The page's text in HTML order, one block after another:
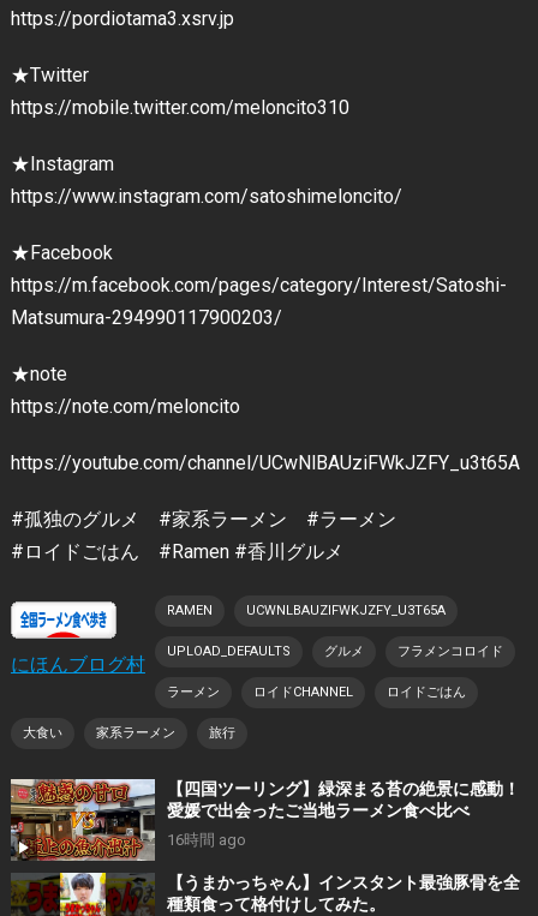
https://pordiotama3.xsrv.jp
★Twitter
https://mobile.twitter.com/meloncito310
★Instagram
https://www.instagram.com/satoshimeloncito/
★Facebook
https://m.facebook.com/pages/category/Interest/Satoshi-
Matsumura-294990117900203/
★note
https://note.com/meloncito
https://youtube.com/channel/UCwNlBAUziFWkJZFY_u3t65A
#孤独のグルメ #家系ラーメン #ラーメン
#ロイドごはん #Ramen #香川グルメ
にほんブログ村
RAMEN UCWNLBAUZIFWKJZFY_U3T65A
UPLOAD_DEFAULTS グルメ フラメンコロイド
ラーメン ロイドCHANNEL ロイドごはん
大食い 家系ラーメン 旅行
【四国ツーリング】緑深まる苔の絶景に感動！
愛媛で出会ったご当地ラーメン食べ比べ
16時間 ago
【うまかっちゃん】インスタント最強豚骨を全
種類食って格付けしてみた。